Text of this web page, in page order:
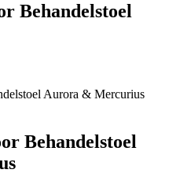
Behandelstoel
Behandelstoel